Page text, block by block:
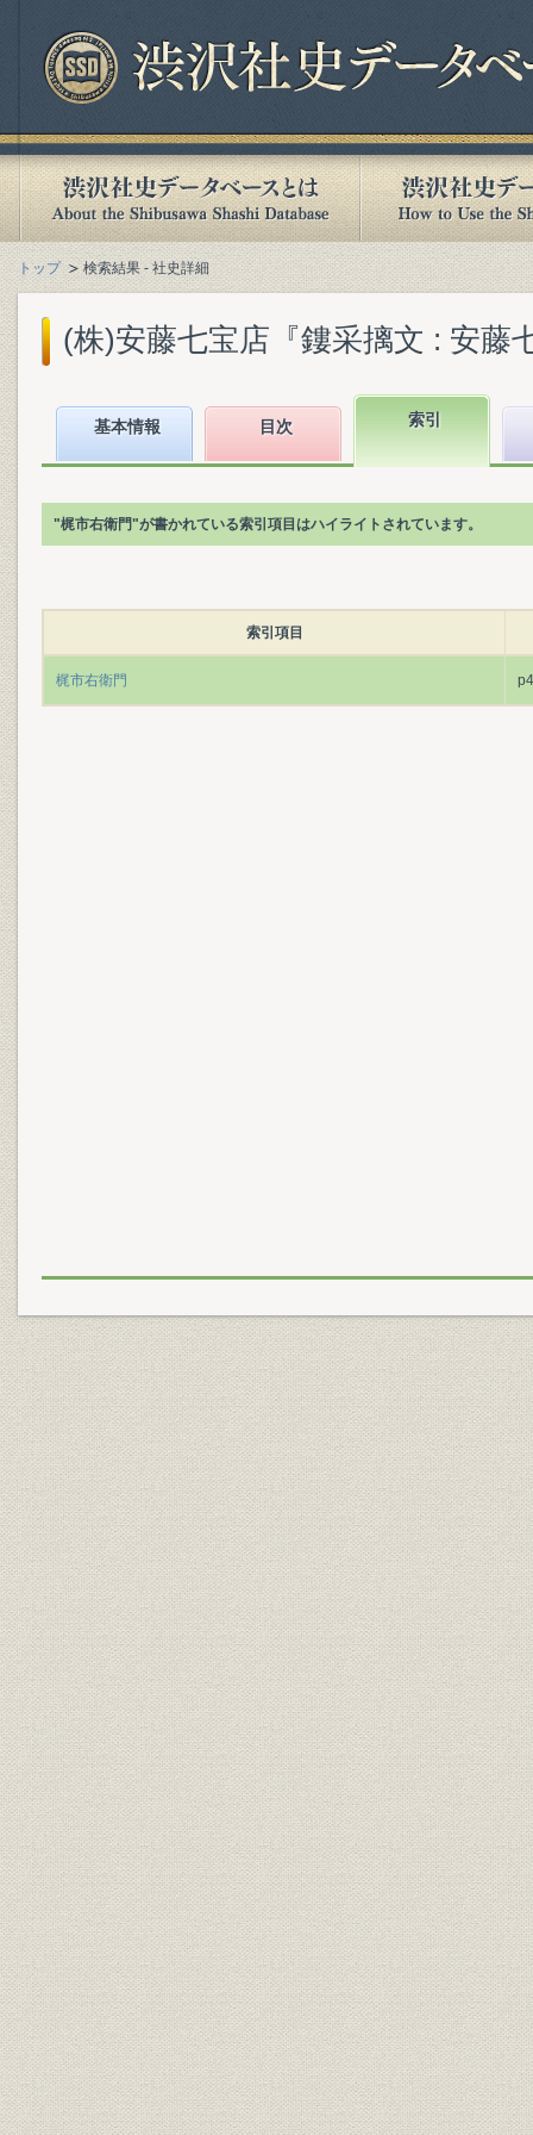
トップ 検索結果 - 社史詳細
(株)安藤七宝店『鏤采摛文 : 安藤
基本情報 目次 索引
"梶市右衛門"が書かれている索引項目はハイライトされています。
索引項目
梶市右衛門